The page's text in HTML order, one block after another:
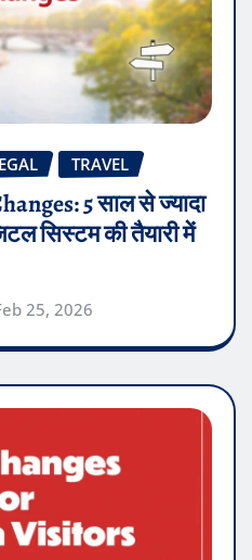
TRAVEL
5 साल से ज्यादा
सिस्टम की तैयारी में
25, 2026